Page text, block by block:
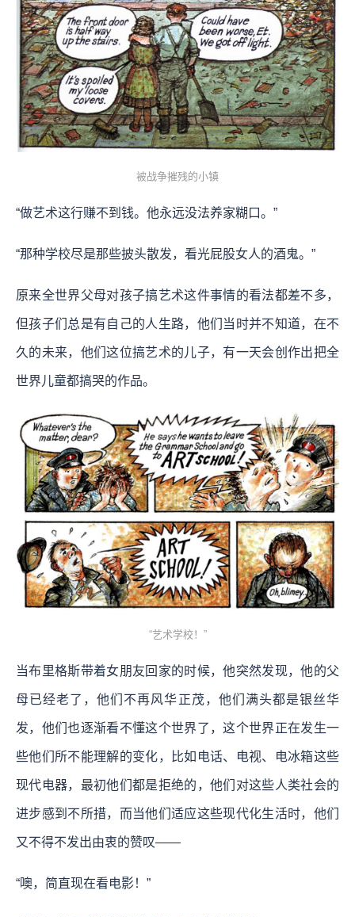
被战争摧残的小镇
“做艺术这行赚不到钱。他永远没法养家糊口。”
“那种学校尽是那些披头散发，看光屁股女人的酒鬼。”
原来全世界父母对孩子搞艺术这件事情的看法都差不多，
但孩子们总是有自己的人生路，他们当时并不知道，在不
久的未来，他们这位搞艺术的儿子，有一天会创作出把全
世界儿童都搞哭的作品。
“艺术学校！”
当布里格斯带着女朋友回家的时候，他突然发现，他的父
母已经老了，他们不再风华正茂，他们满头都是银丝华
发，他们也逐渐看不懂这个世界了，这个世界正在发生一
些他们所不能理解的变化，比如电话、电视、电冰箱这些
现代电器，最初他们都是拒绝的，他们对这些人类社会的
进步感到不所措，而当他们适应这些现代化生活时，他们
又不得不发出由衷的赞叹——
“噢，简直现在看电影！”